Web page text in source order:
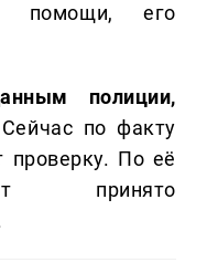
помощи, его
полиции,
по факту
проверку. По её
принято